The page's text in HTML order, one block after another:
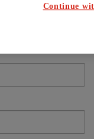
Continue